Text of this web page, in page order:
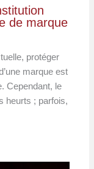
de marque
protéger
marque est
Cependant, le
heurts ; parfois,